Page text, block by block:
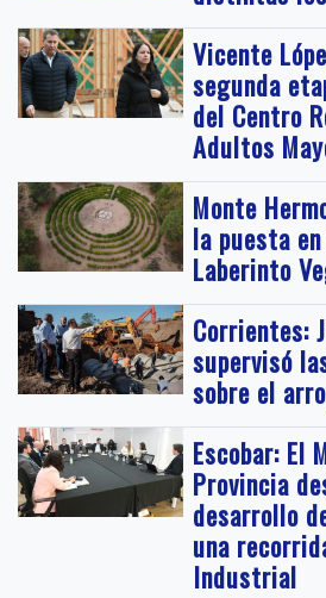
Vicente
segunda
del Centro
Adultos
Monte
la puesta
Laberinto
Corrientes:
supervisó
sobre el
Escobar: El
Provincia
desarrollo
una
Industrial